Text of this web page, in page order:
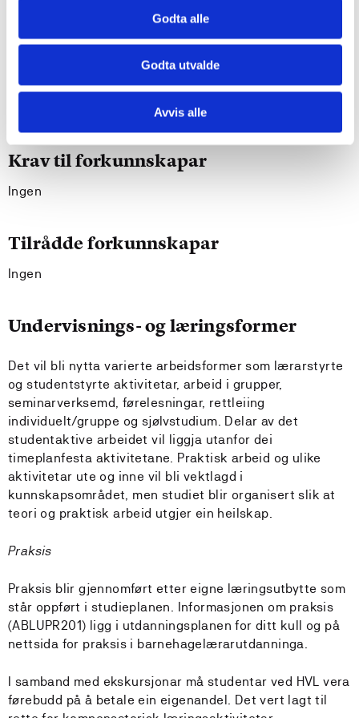
Godta alle
Godta utvalde
Avvis alle
meistrar norsk språk på ein kvalifisert måte i
profesjonssamanheng
kan delta i faglege diskusjonar innanfor utdanningas
ulike fagområder og dele sine kunnskapar og
Krav til forkunnskapar
Ingen
Tilrådde forkunnskapar
Ingen
Undervisnings- og læringsformer
Det vil bli nytta varierte arbeidsformer som lærarstyrte
og studentstyrte aktivitetar, arbeid i grupper,
seminarverksemd, førelesningar, rettleiing
individuelt/gruppe og sjølvstudium. Delar av det
studentaktive arbeidet vil liggja utanfor dei
timeplanfesta aktivitetane. Praktisk arbeid og ulike
aktivitetar ute og inne vil bli vektlagd i
kunnskapsområdet, men studiet blir organisert slik at
teori og praktisk arbeid utgjer ein heilskap.
Praksis
Praksis blir gjennomført etter eigne læringsutbytte som
står oppført i studieplanen. Informasjonen om praksis
(ABLUPR201) ligg i utdanningsplanen for ditt kull og på
nettsida for praksis i barnehagelærarutdanninga.
I samband med ekskursjonar må studentar ved HVL vera
førebudd på å betale ein eigenandel. Det vert lagt til